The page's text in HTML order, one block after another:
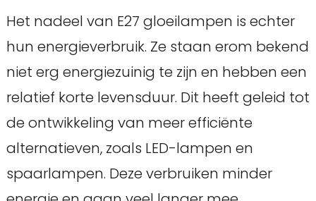
Het nadeel van E27 gloeilampen is echter
hun energieverbruik. Ze staan erom bekend
niet erg energiezuinig te zijn en hebben een
relatief korte levensduur. Dit heeft geleid tot
de ontwikkeling van meer efficiënte
alternatieven, zoals LED-lampen en
spaarlampen. Deze verbruiken minder